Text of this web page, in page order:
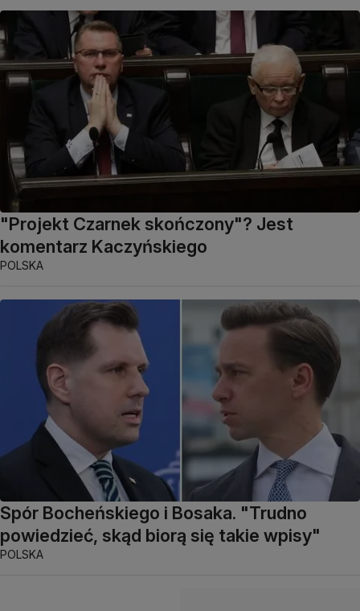
"Projekt Czarnek skończony"? Jest
komentarz Kaczyńskiego
POLSKA
Spór Bocheńskiego i Bosaka. "Trudno
powiedzieć, skąd biorą się takie wpisy"
POLSKA